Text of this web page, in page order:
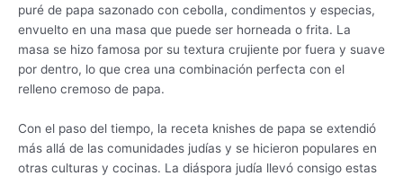
puré de papa sazonado con cebolla, condimentos y especias,
envuelto en una masa que puede ser horneada o frita. La
masa se hizo famosa por su textura crujiente por fuera y suave
por dentro, lo que crea una combinación perfecta con el
relleno cremoso de papa.
Con el paso del tiempo, la receta knishes de papa se extendió
más allá de las comunidades judías y se hicieron populares en
otras culturas y cocinas. La diáspora judía llevó consigo estas